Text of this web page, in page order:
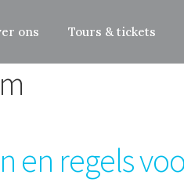
ons Tours & tickets
en regels